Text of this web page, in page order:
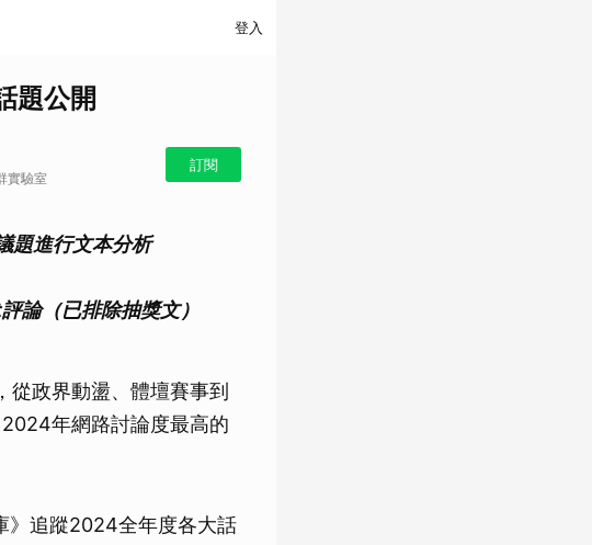
登入
題公開
實驗室
訂閱
題進行文本分析
論（已排除抽獎文）
政界動盪、體壇賽事到
年網路討論度最高的
》追蹤2024全年度各大話